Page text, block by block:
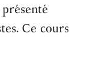
Ce cours